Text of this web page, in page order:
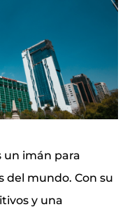
un imán para
del mundo. Con su
y una